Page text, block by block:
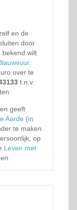
en de
door
bekend wilt
.
over te
t.n.v.
geeft
Aarde (in
te maken.
op
Leven met